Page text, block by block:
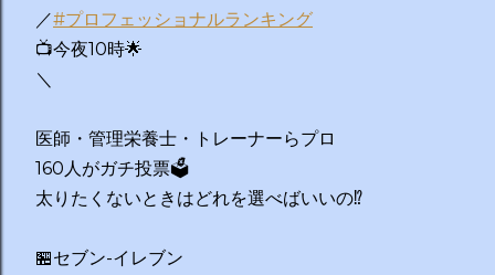
／#プロフェッショナルランキング
📺今夜10時🌟
＼
医師・管理栄養士・トレーナーらプロ
160人がガチ投票🗳️
太りたくないときはどれを選べばいいの⁉️
🏪セブン-イレブン